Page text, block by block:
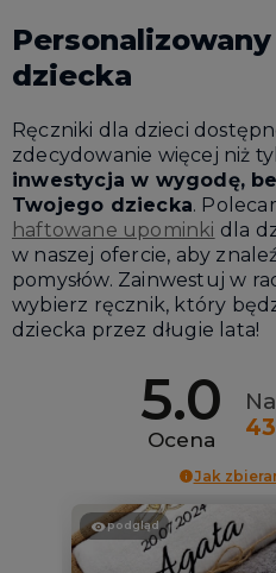
dziecka
Ręczniki dla dzieci
zdecydowanie więcej niż
inwestycja w wygodę,
Twojego dziecka.
haftowane upominki dla
w naszej ofercie, aby
pomysłów. Zainwestuj w
wybierz ręcznik, który
dziecka przez długie lata!
5.0
Ocena
Jak
podgląd